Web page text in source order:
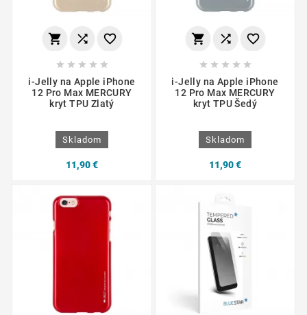
  
    
i-Jelly na Apple iPhone
12 Pro Max MERCURY
kryt TPU Zlatý
Skladom
11,90 €
  
    
i-Jelly na Apple iPhone
12 Pro Max MERCURY
kryt TPU Šedý
Skladom
11,90 €